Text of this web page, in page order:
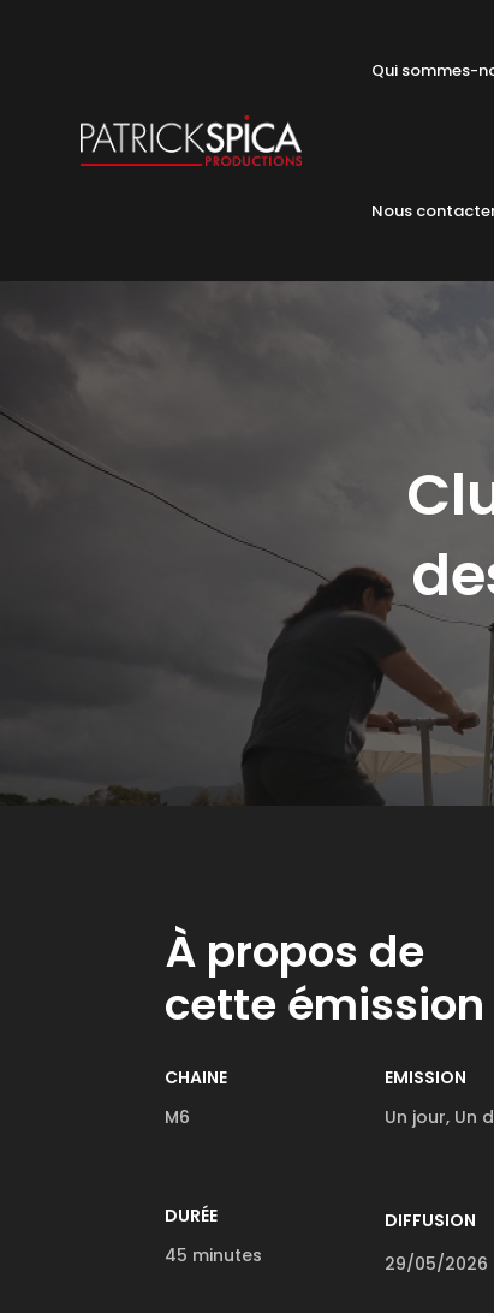
Qui sommes-
Nous
À propos de
cette émission
CHAINE
M6
EMISSION
Un jour, Un
DURÉE
45 minutes
DIFFUSION
29/05/2026